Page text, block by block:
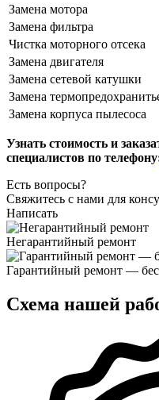
Замена мотора
Замена фильтра
Чистка моторного отсека
Замена двигателя
Замена сетевой катушки
Замена
Замена корпуса пылесоса
Узнать стоимость и
специалистов по
Есть вопросы?
Свяжитесь с нами для
Написать
Негарантийный ремонт
Гарантийный ремонт —
Схема нашей